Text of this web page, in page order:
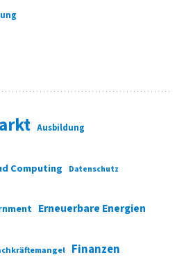
Ausbildung
Computing Datenschutz
Erneuerbare Energien
Finanzen